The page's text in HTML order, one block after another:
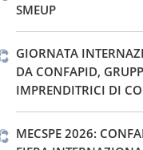
SMEUP
GIORNATA
DA CONFAPID,
IMPRENDITRICI DI
MECSPE 2026: